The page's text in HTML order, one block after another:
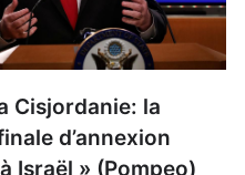
Cisjordanie: la
d’annexion
Israël » (Pompeo)